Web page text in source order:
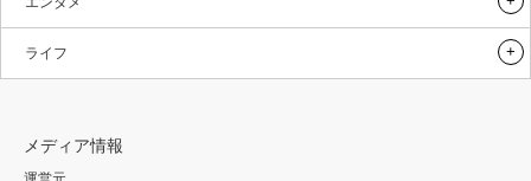
ライフ
メディア情報